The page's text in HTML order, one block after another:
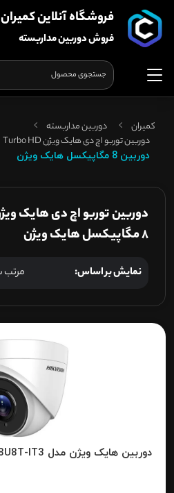
فروشگاه آنلاین کمیران
فروش دوربین مداربسته
کمیران
دوربین مداربسته
دوربین توربو اچ دی هایک ویژن Turbo HD
دوربین 8 مگاپیکسل هایک ویژن
8 مگاپیکسل هایک ویژن
نمایش بر اساس:
دوربین هایک ویژن مدل DS-2CE78U8T-IT3